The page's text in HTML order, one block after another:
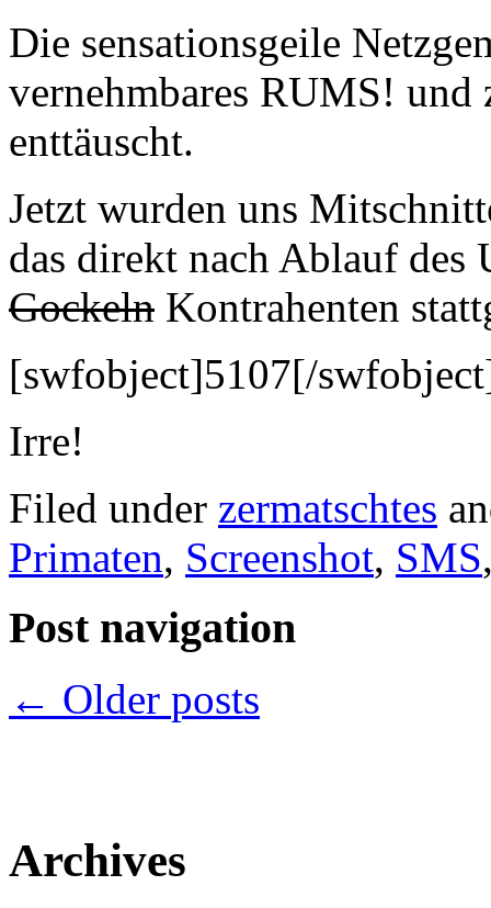
Die sensationsgeile
vernehmbares RUMS! und
enttäuscht.
Jetzt wurden uns
das direkt nach Ablauf des
Gockeln Kontrahenten
[swfobject]5107[/
Irre!
Filed under zermatschtes
Primaten, Screenshot, SMS
Post navigation
← Older posts
Archives